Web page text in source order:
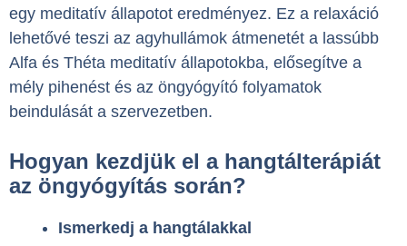
egy meditatív állapotot eredményez. Ez a relaxáció
lehetővé teszi az agyhullámok átmenetét a lassúbb
Alfa és Théta meditatív állapotokba, elősegítve a
mély pihenést és az öngyógyító folyamatok
beindulását a szervezetben.
Hogyan kezdjük el a hangtálterápiát
az öngyógyítás során?
Ismerkedj a hangtálakkal